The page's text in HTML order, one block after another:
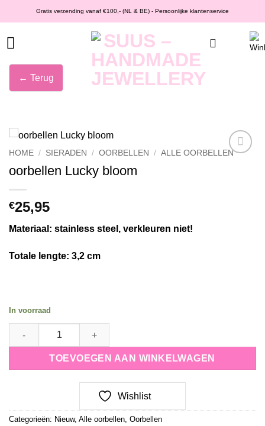
naar
inhoud
Gratis verzending vanaf €100,- (NL & BE) - Persoonlijke klantenservice
← Terug
HOME / SIERADEN / OORBELLEN / ALLE OORBELLEN
oorbellen Lucky bloom
€25,95
Materiaal: stainless steel, verkleuren niet!
Totale lengte: 3,2 cm
In voorraad
TOEVOEGEN AAN WINKELWAGEN
Wishlist
Categorieën: Nieuw, Alle oorbellen, Oorbellen